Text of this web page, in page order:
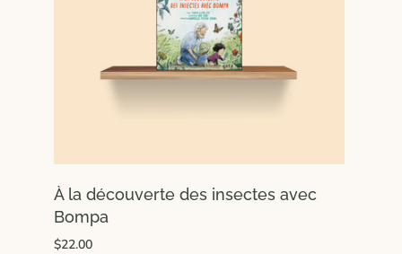
À la découverte des insectes avec
Bompa
$22.00